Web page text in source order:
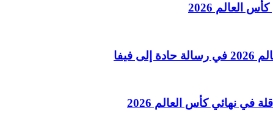
العالم 2026
في نهائي كأس العالم 2026